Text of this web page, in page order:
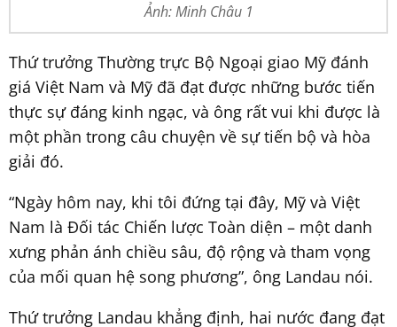
Ảnh: Minh Châu 1
Thứ trưởng Thường trực Bộ Ngoại giao Mỹ đánh
giá Việt Nam và Mỹ đã đạt được những bước tiến
thực sự đáng kinh ngạc, và ông rất vui khi được là
một phần trong câu chuyện về sự tiến bộ và hòa
giải đó.
“Ngày hôm nay, khi tôi đứng tại đây, Mỹ và Việt
Nam là Đối tác Chiến lược Toàn diện – một danh
xưng phản ánh chiều sâu, độ rộng và tham vọng
của mối quan hệ song phương”, ông Landau nói.
Thứ trưởng Landau khẳng định, hai nước đang đạt